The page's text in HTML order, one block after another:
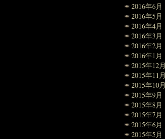
2016年6月
2016年5月
2016年4月
2016年3月
2016年2月
2016年1月
2015年12月
2015年11月
2015年10月
2015年9月
2015年8月
2015年7月
2015年6月
2015年5月